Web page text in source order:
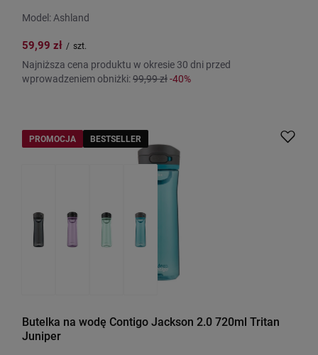
Model: Ashland
59,99 zł / szt.
Najniższa cena produktu w okresie 30 dni przed
wprowadzeniem obniżki:99,99 zł-40%
PROMOCJA BESTSELLER
Butelka na wodę Contigo Jackson 2.0 720ml Tritan
Juniper